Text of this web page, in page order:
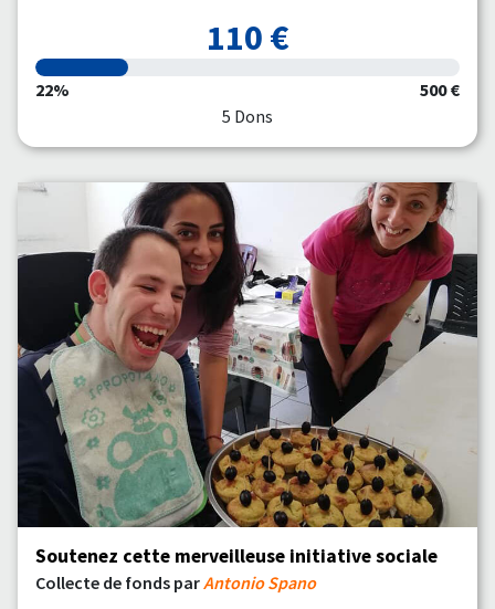
110 €
22%
500 €
5 Dons
Soutenez cette merveilleuse initiative sociale
Collecte de fonds parAntonio Spano